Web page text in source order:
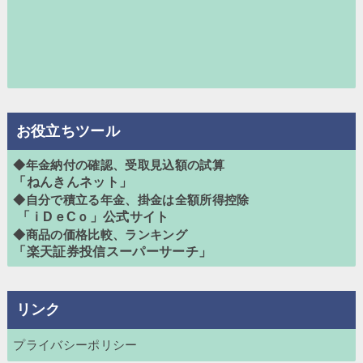
お役立ちツール
◆年金納付の確認、受取見込額の試算
「ねんきんネット」
◆自分で積立る年金、掛金は全額所得控除
「ｉDｅCｏ」公式サイト
◆商品の価格比較、ランキング
「楽天証券投信スーパーサーチ」
リンク
プライバシーポリシー